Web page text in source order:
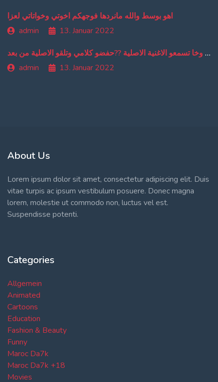
اهو بوسط والله مانردها فوجهكم اخوتي وخواتاتي لعزا
admin
13. Januar 2022
من دبا غادي تبقاو تسمعو ترجمة ديالي وخا تسمعو الاغنية الاصلية ??حفضو كلامي وتلقو الاصلية من بعد
admin
13. Januar 2022
About Us
Lorem ipsum dolor sit amet, consectetur adipiscing elit. Duis
vitae turpis ac ipsum vestibulum posuere. Donec magna
lorem, molestie ut commodo non, luctus vel est.
Suspendisse potenti.
Categories
Allgemein
Animated
Cartoons
Education
Fashion & Beauty
Funny
Maroc Da7k
Maroc Da7k +18
Movies